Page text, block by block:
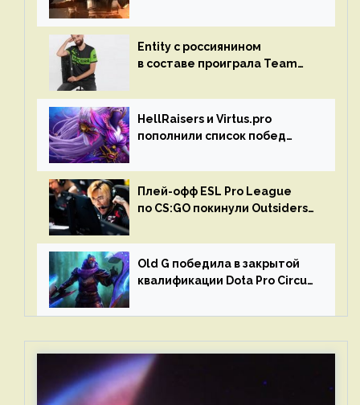
Entity с россиянином
в составе проиграла Team
HellRaisers и Virtus.pro
пополнили список побед
Плей-офф ESL Pro League
по CS:GO покинули Outsiders
Old G победила в закрытой
квалификации Dota Pro Circuit